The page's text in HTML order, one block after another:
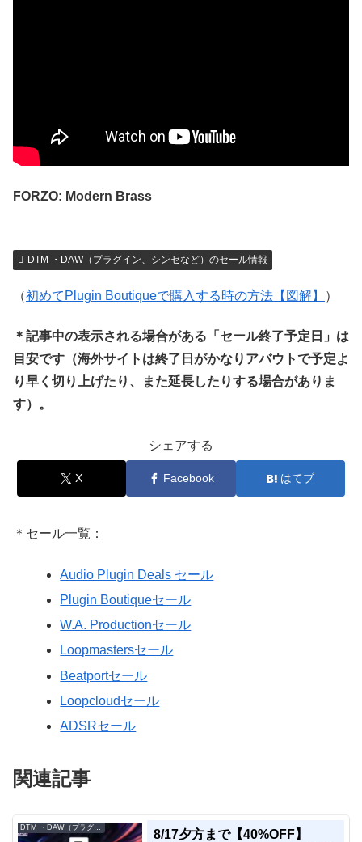
FORZO: Modern Brass
DTM ・DAW（プラグイン、シンセなど）のセール情報
（初めてPlugin Boutiqueで購入する時の方法【図解】 ）
＊記事中の表示される場合がある「セール終了予定日」は
目安です（海外サイトは終了日がかなりアバウトで予定よ
り早く切り上げたり、また延長したりする場合がありま
す）。
シェアする
X Facebook はてブ
＊セール一覧：
Audio Plugin Deals セール
Plugin Boutiqueセール
W.A. Productionセール
Loopmastersセール
Beatportセール
Loopcloudセール
ADSRセール
関連記事
8/17夕方まで【40%OFF】